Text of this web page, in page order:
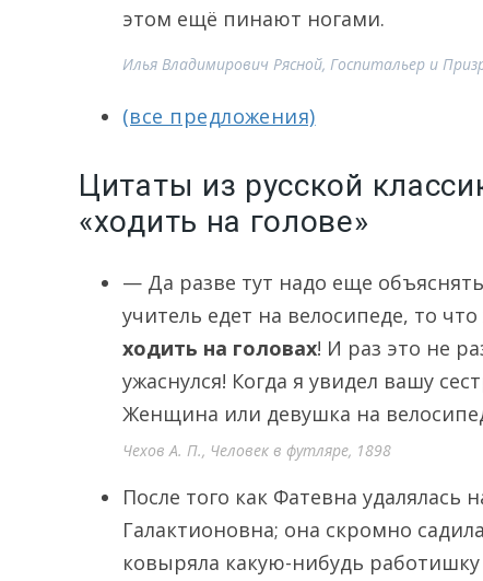
этом ещё пинают ногами.
Илья Владимирович Рясной, Госпитальер и
(все предложения)
Цитаты из русской
«ходить на голове»
— Да разве тут надо еще
учитель едет на велосипеде, то
ходить на головах! И раз это не
ужаснулся! Когда я увидел вашу
Женщина или девушка на
Чехов А. П., Человек в футляре, 1898
После того как Фатевна удалялась
Галактионовна; она скромно
ковыряла какую-нибудь